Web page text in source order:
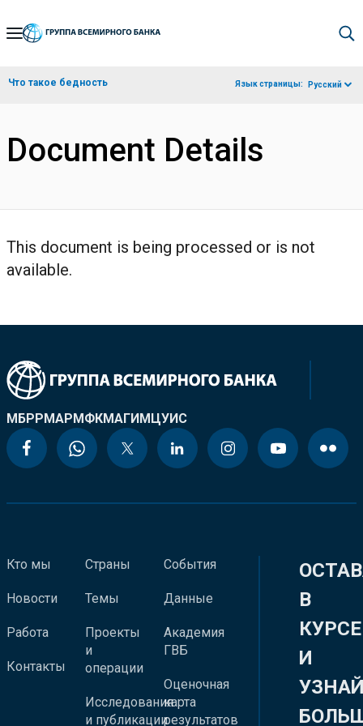
Skip
Navigation
Что такое бедность Язык страницы: Русский
Document Details
This document is being processed or is not
available.
МБРРМАРМФКМАГИМЦУИС
Кто мы
Новости
Работа
Контакты
Страны
Темы
Проекты
и
операции
Исследования
и публикации
События
Данные
Академия
ГВБ
Оценочная
карта
результатов
В
КУРСЕ
И